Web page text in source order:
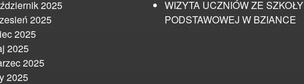
2025
2025
2025
2025
2025
2025
WIZYTA UCZNIÓW ZE SZKOŁY
PODSTAWOWEJ W BZIANCE